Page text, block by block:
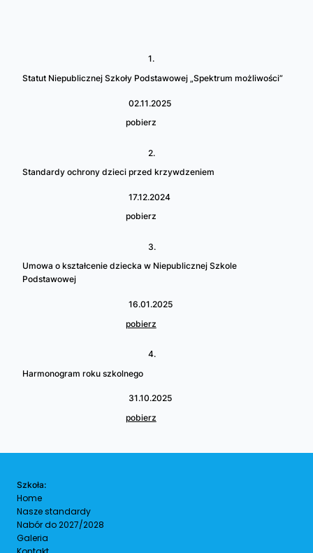
1.
Statut Niepublicznej Szkoły Podstawowej „Spektrum możliwości”
02.11.2025
pobierz
2.
Standardy ochrony dzieci przed krzywdzeniem
17.12.2024
pobierz
3.
Umowa o kształcenie dziecka w Niepublicznej Szkole
Podstawowej
16.01.2025
pobierz
4.
Harmonogram roku szkolnego
31.10.2025
pobierz
Szkoła:
Home
Nasze standardy
Nabór do 2027/2028
Galeria